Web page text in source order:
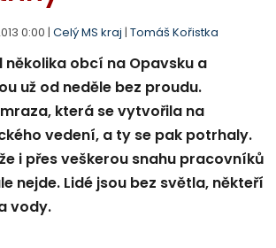
0:00 | Celý MS kraj | Tomáš Kořistka
obcí na Opavsku a
už od neděle bez proudu.
která se vytvořila na
vedení, a ty se pak potrhaly.
i přes veškerou snahu pracovníků
nejde. Lidé jsou bez světla, někteří
vody.